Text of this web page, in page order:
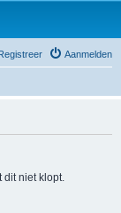
Aanmelden
dit niet klopt.